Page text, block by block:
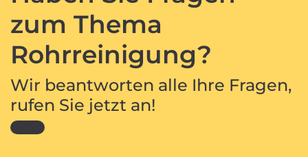
zum Thema
Rohrreinigung?
Wir beantworten alle Ihre Fragen,
rufen Sie jetzt an!